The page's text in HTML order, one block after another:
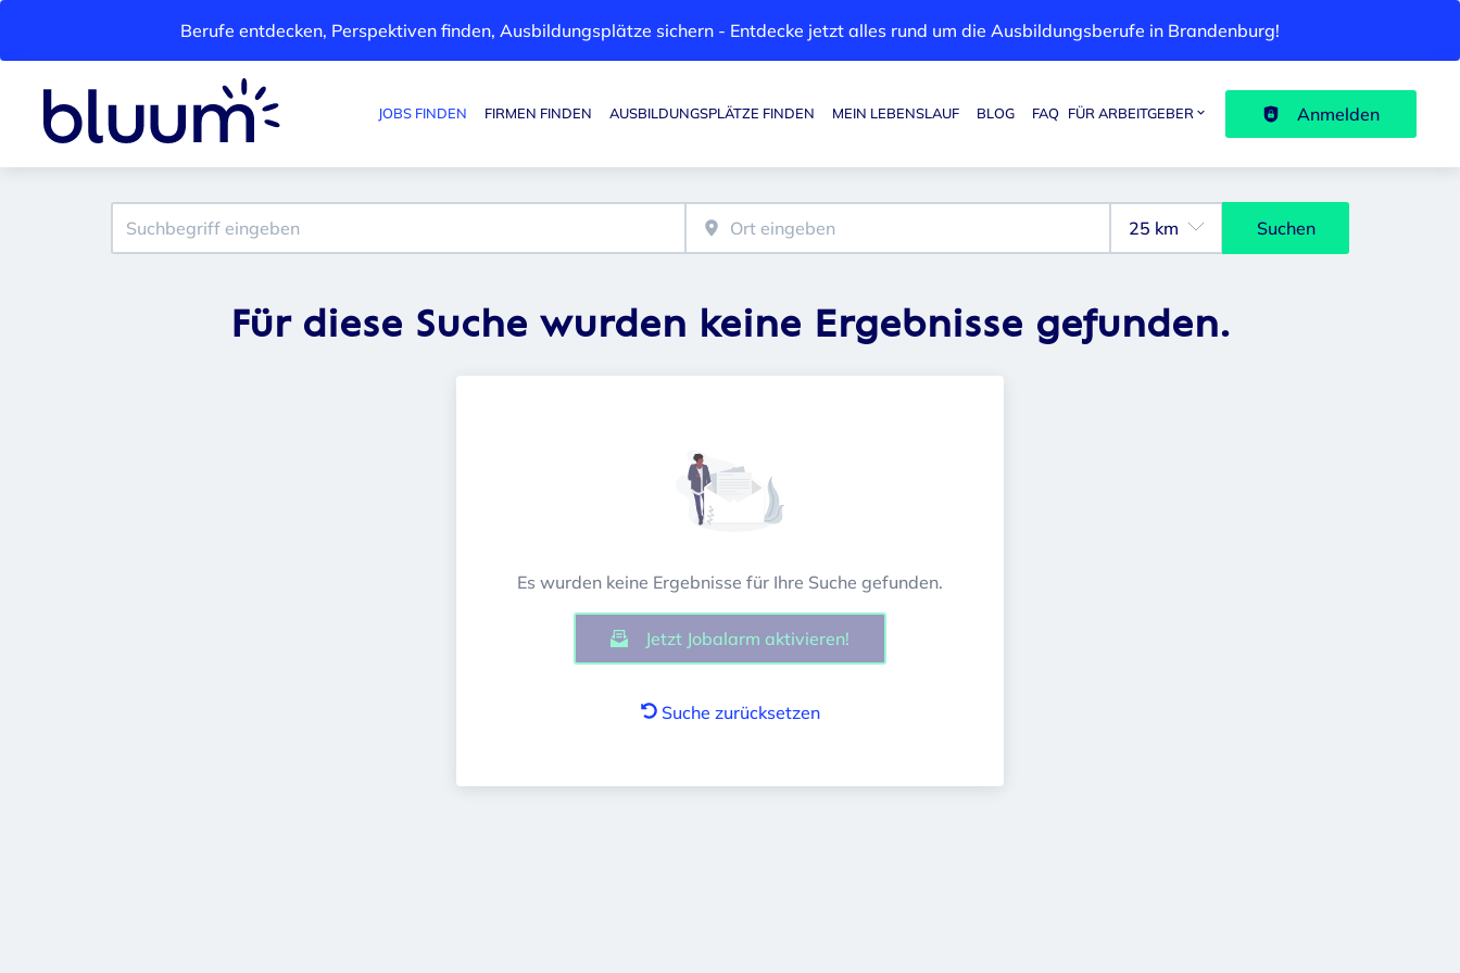
Berufe entdecken, Perspektiven finden, Ausbildungsplätze sichern - Entdecke jetzt alles rund um die Ausbildungsberufe in Brandenburg!
Haupt-Navigation
JOBS FINDEN FIRMEN FINDEN AUSBILDUNGSPLÄTZE FINDEN MEIN LEBENSLAUF BLOG FAQ FÜR ARBEITGEBER Anmelden
Suchen
Für diese Suche wurden keine Ergebnisse gefunden.
Es wurden keine Ergebnisse für Ihre Suche gefunden.
Jetzt Jobalarm aktivieren!
Suche zurücksetzen